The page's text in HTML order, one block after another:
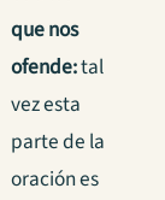
que nos
ofende:tal
vez esta
parte de la
oración es